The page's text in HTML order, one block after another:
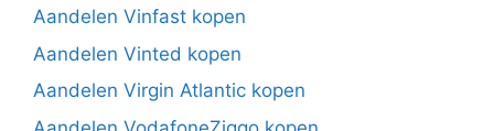
Aandelen Vinfast kopen
Aandelen Vinted kopen
Aandelen Virgin Atlantic kopen